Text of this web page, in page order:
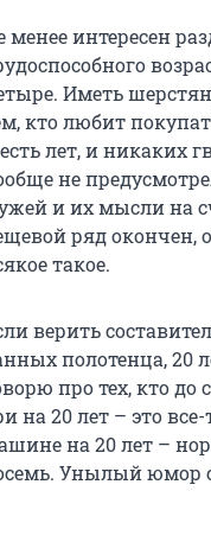
менее интересен
Иметь
кто любит
лет, и никаких
не
и их мысли на
ряд окончен,
такое.
верить
полотенца, 20
про тех, кто
на 20 лет – это
на 20 лет –
Унылый юмор